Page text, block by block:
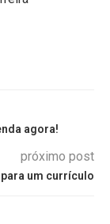
agora!
próximo post
um currículo